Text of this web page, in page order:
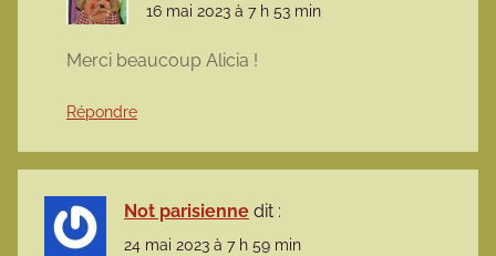
16 mai 2023 à 7 h 53 min
Merci beaucoup Alicia !
Répondre
Not parisienne dit :
24 mai 2023 à 7 h 59 min